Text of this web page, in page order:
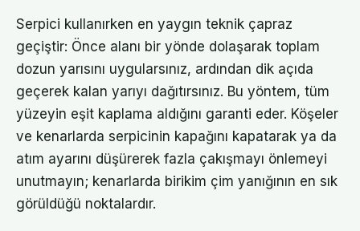
Serpici kullanırken en yaygın teknik çapraz
geçiştir: Önce alanı bir yönde dolaşarak toplam
dozun yarısını uygularsınız, ardından dik açıda
geçerek kalan yarıyı dağıtırsınız. Bu yöntem, tüm
yüzeyin eşit kaplama aldığını garanti eder. Köşeler
ve kenarlarda serpicinin kapağını kapatarak ya da
atım ayarını düşürerek fazla çakışmayı önlemeyi
unutmayın; kenarlarda birikim çim yanığının en sık
görüldüğü noktalardır.